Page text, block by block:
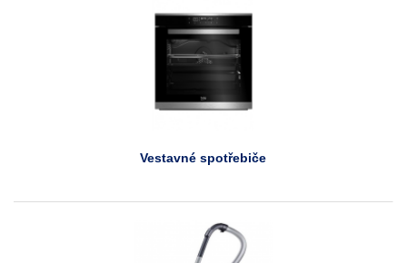
Vestavné spotřebiče